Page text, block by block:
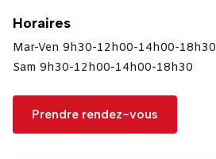
Horaires
Mar-Ven 9h30-12h00-14h00-18h30
Sam 9h30-12h00-14h00-18h30
Prendre rendez-vous